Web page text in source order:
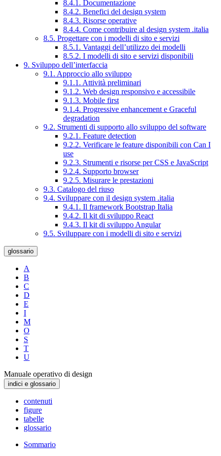
8.4.1. Documentazione
8.4.2. Benefici del design system
8.4.3. Risorse operative
8.4.4. Come contribuire al design system .italia
8.5. Progettare con i modelli di sito e servizi
8.5.1. Vantaggi dell’utilizzo dei modelli
8.5.2. I modelli di sito e servizi disponibili
9. Sviluppo dell’interfaccia
9.1. Approccio allo sviluppo
9.1.1. Attività preliminari
9.1.2. Web design responsivo e accessibile
9.1.3. Mobile first
9.1.4. Progressive enhancement e Graceful
degradation
9.2. Strumenti di supporto allo sviluppo del software
9.2.1. Feature detection
9.2.2. Verificare le feature disponibili con Can I
use
9.2.3. Strumenti e risorse per CSS e JavaScript
9.2.4. Supporto browser
9.2.5. Misurare le prestazioni
9.3. Catalogo del riuso
9.4. Sviluppare con il design system .italia
9.4.1. Il framework Bootstrap Italia
9.4.2. Il kit di sviluppo React
9.4.3. Il kit di sviluppo Angular
9.5. Sviluppare con i modelli di sito e servizi
glossario
A
B
C
D
E
I
M
O
S
T
U
Manuale operativo di design
indici e glossario
contenuti
figure
tabelle
glossario
Sommario